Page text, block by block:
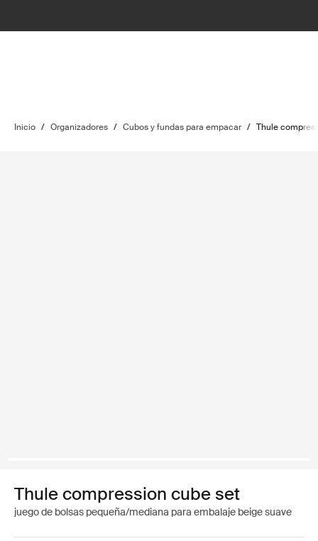
Inicio / Organizadores / Cubos y fundas para empacar / Thule
Thule compression cube set
juego de bolsas pequeña/mediana para embalaje beige suave